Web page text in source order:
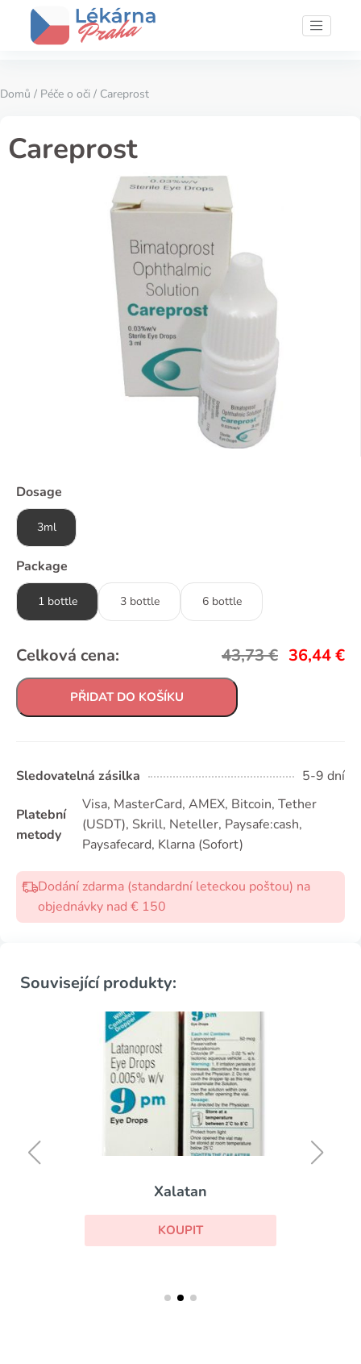
Domů / Péče o oči / Careprost
Careprost
Dosage
3ml
Package
1 bottle 3 bottle 6 bottle
Celková cena: 43,73€ 36,44€
PŘIDAT DO KOŠÍKU
Sledovatelná zásilka 5-9 dní
Platební
metody
Visa, MasterCard, AMEX, Bitcoin, Tether
(USDТ), Skrill, Neteller, Paysafe:cash,
Paysafecard, Klarna (Sofort)
Dodání zdarma (standardní leteckou poštou) na
objednávky nad € 150
Související produkty:
Xalatan
KOUPIT